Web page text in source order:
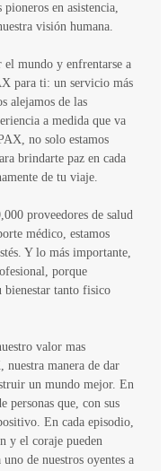
en asistencia,
visión humana.
mundo y enfrentarse a
para ti: un servicio más
alejamos de las
a medida que va
no solo estamos
brindarte paz en cada
de tu viaje.
proveedores de salud
médico, estamos
Y lo más importante,
porque
bienestar tanto fisico
valor mas
manera de dar
un mundo mejor. En
personas que, con sus
En cada episodio,
y el coraje pueden
de nuestros oyentes a